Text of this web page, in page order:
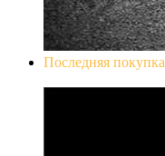
Последняя покупка